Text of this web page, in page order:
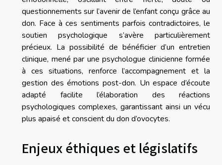
questionnements sur l’avenir de l’enfant conçu grâce au
don. Face à ces sentiments parfois contradictoires, le
soutien psychologique s’avère particulièrement
précieux. La possibilité de bénéficier d’un entretien
clinique, mené par une psychologue clinicienne formée
à ces situations, renforce l’accompagnement et la
gestion des émotions post-don. Un espace d’écoute
adapté facilite l’élaboration des réactions
psychologiques complexes, garantissant ainsi un vécu
plus apaisé et conscient du don d’ovocytes.
Enjeux éthiques et législatifs